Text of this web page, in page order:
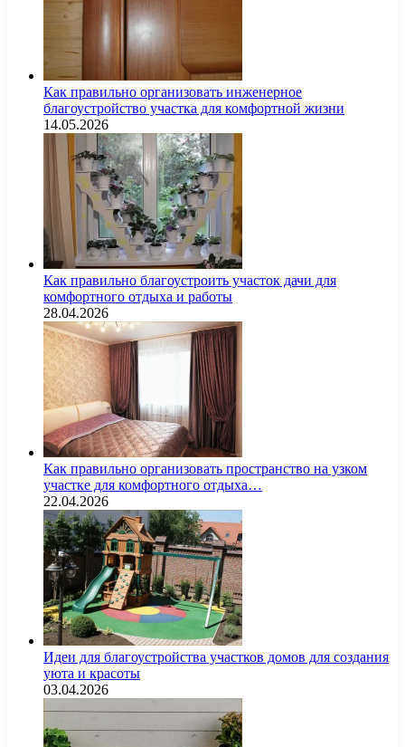
Как правильно организовать инженерное
благоустройство участка для комфортной жизни
14.05.2026
Как правильно благоустроить участок дачи для
комфортного отдыха и работы
28.04.2026
Как правильно организовать пространство на узком
участке для комфортного отдыха…
22.04.2026
Идеи для благоустройства участков домов для создания
уюта и красоты
03.04.2026